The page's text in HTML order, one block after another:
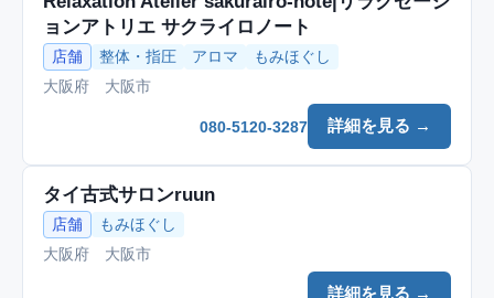
ョンアトリエ サクライロノート
店舗 整体・指圧 アロマ
もみほぐし
大阪府 大阪市
詳細を見る →
080-5120-3287
タイ古式サロンruun
店舗
もみほぐし
大阪府 大阪市
詳細を見る →